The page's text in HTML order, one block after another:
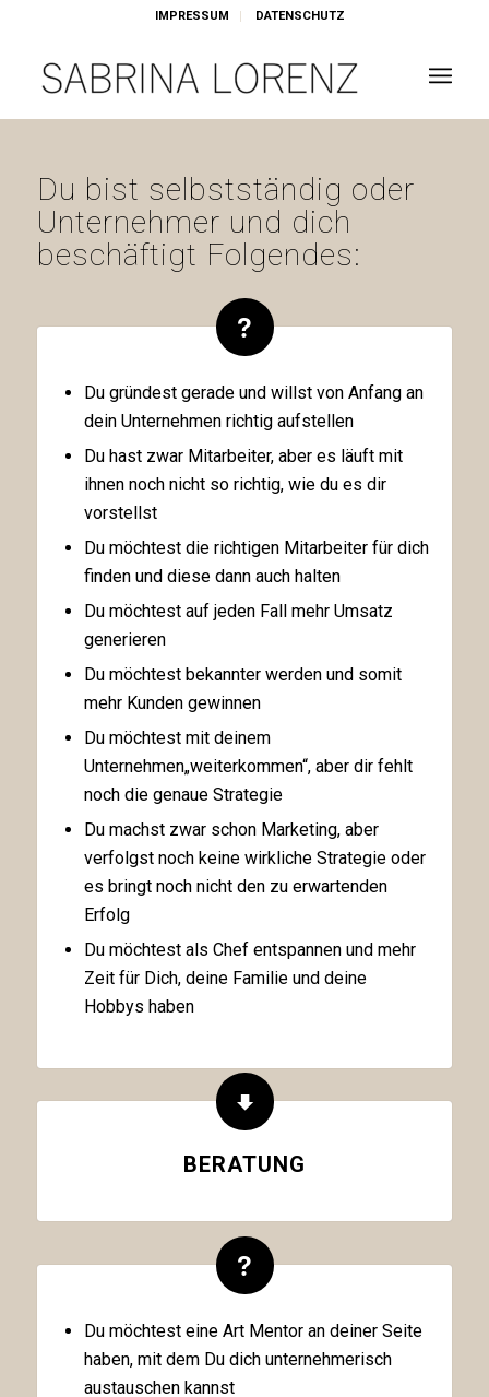
IMPRESSUM DATENSCHUTZ
Du bist selbstständig oder
Unternehmer und dich
beschäftigt Folgendes:
Du gründest gerade und willst von Anfang an
dein Unternehmen richtig aufstellen
Du hast zwar Mitarbeiter, aber es läuft mit
ihnen noch nicht so richtig, wie du es dir
vorstellst
Du möchtest die richtigen Mitarbeiter für dich
finden und diese dann auch halten
Du möchtest auf jeden Fall mehr Umsatz
generieren
Du möchtest bekannter werden und somit
mehr Kunden gewinnen
Du möchtest mit deinem
Unternehmen„weiterkommen“, aber dir fehlt
noch die genaue Strategie
Du machst zwar schon Marketing, aber
verfolgst noch keine wirkliche Strategie oder
es bringt noch nicht den zu erwartenden
Erfolg
Du möchtest als Chef entspannen und mehr
Zeit für Dich, deine Familie und deine
Hobbys haben
BERATUNG
Du möchtest eine Art Mentor an deiner Seite
haben, mit dem Du dich unternehmerisch
austauschen kannst